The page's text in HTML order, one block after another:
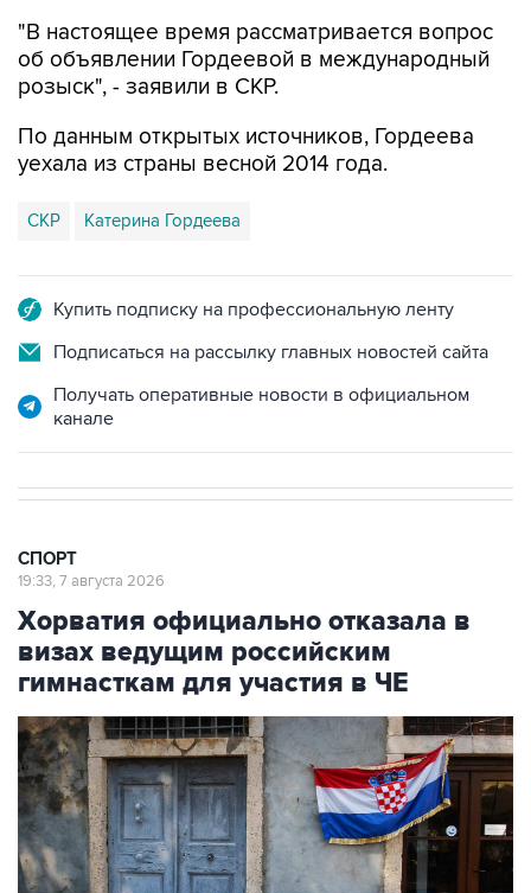
"В настоящее время рассматривается вопрос
об объявлении Гордеевой в международный
розыск", - заявили в СКР.
По данным открытых источников, Гордеева
уехала из страны весной 2014 года.
СКР Катерина Гордеева
Купить подписку на профессиональную ленту
Подписаться на рассылку главных новостей сайта
Получать оперативные новости в официальном
канале
СПОРТ
19:33, 7 августа 2026
Хорватия официально отказала в
визах ведущим российским
гимнасткам для участия в ЧЕ